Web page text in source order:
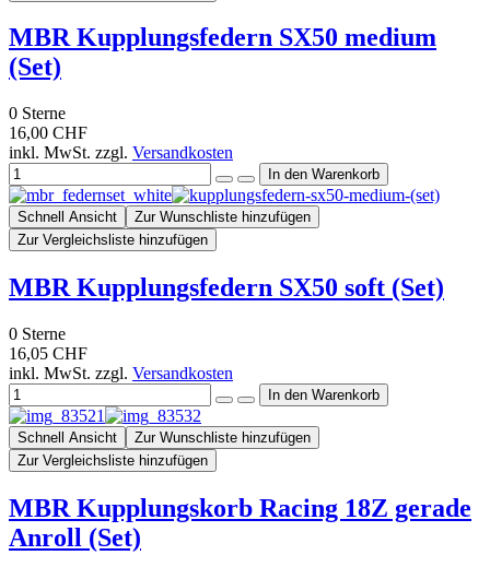
MBR Kupplungsfedern SX50 medium
(Set)
0 Sterne
16,00 CHF
inkl. MwSt. zzgl. Versandkosten
Schnell Ansicht
Zur Wunschliste hinzufügen
Zur Vergleichsliste hinzufügen
MBR Kupplungsfedern SX50 soft (Set)
0 Sterne
16,05 CHF
inkl. MwSt. zzgl. Versandkosten
Schnell Ansicht
Zur Wunschliste hinzufügen
Zur Vergleichsliste hinzufügen
MBR Kupplungskorb Racing 18Z gerade
Anroll (Set)